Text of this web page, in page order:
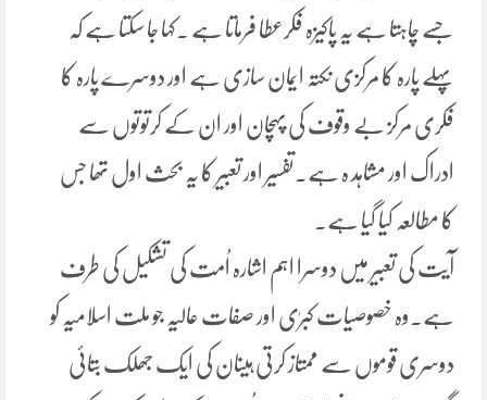
جسے چاہتا ہے یہ پاکیزہ فکرعطا فرماتا ہے ۔کہا جا سکتا ہے کہ
پہلے پارہ کا مرکزی نکتہ ایمان سازی ہے اور دوسرے پارہ کا
فکری مرکز بے وقوف کی پہچان اور ان کے کرتوتوں سے
ادراک اور مشاہد ہ ہے۔تفسیر اور تعبیر کا یہ بحث اول تھا جس
کا مطالعہ کیا گیا ہے۔
آیت کی تعبیر میں دوسرا اہم اشارہ اُمت کی تشکیل کی طرف
ہے۔وہ خصوصیات کبرٰی اور صفات عالیہ جو ملت اسلامیہ کو
دوسری قوموں سے ممتاز کرتی ہیںان کی ایک جھلک بتائی